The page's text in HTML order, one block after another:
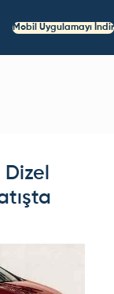
Mobil Uygulamayı İndir
Dizel